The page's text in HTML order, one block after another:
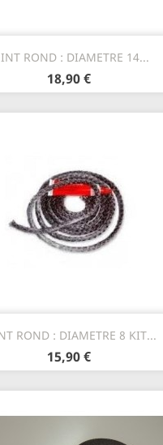
ROND : DIAMETRE 14...
18,90 €

ROND : DIAMETRE 8 KIT...
15,90 €
